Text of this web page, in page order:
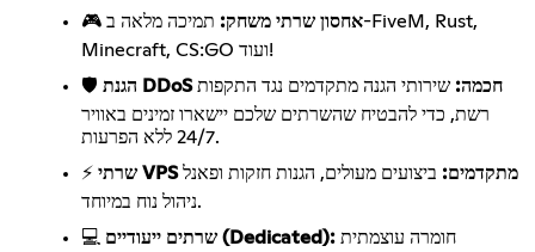
🎮 אחסון שרתי משחק: תמיכה מלאה ב-FiveM, Rust,
Minecraft, CS:GO ועוד!
🛡️
הגנת DDoS חכמה: שירותי הגנה מתקדמים נגד התקפות
רשת, כדי להבטיח שהשרתים שלכם יישארו זמינים באוויר
24/7 ללא הפרעות.
⚡
שרתי VPS מתקדמים: ביצועים מעולים, הגנות חזקות ופאנל
ניהול נוח במיוחד.
💻
שרתים ייעודיים (Dedicated):